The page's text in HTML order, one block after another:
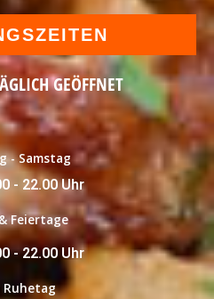
GEÖFFNET
- Samstag
- 22.00 Uhr
Feiertage
- 22.00 Uhr
Ruhetag